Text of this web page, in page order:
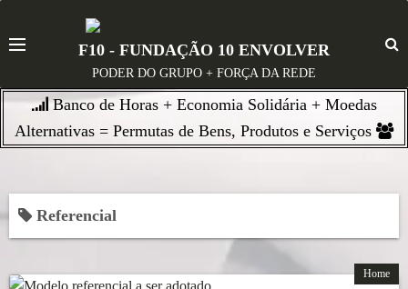
t
c
t
F10 - FUNDAÇÃO 10 ENVOLVER
PODER DO GRUPO + FORÇA DA REDE
Banco de Horas + Economia Solidária + Moedas
Alternativas = Permutas de Bens, Produtos e Serviços
Referencial
Home